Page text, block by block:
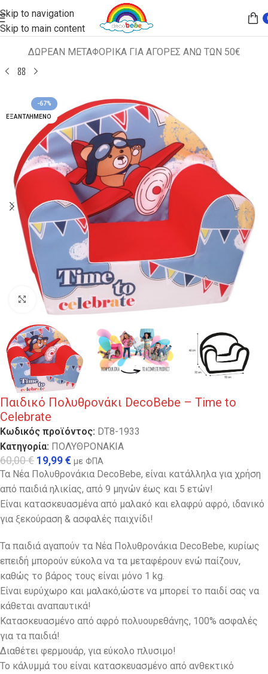
Skip to navigation
Skip to main content
ΔΩΡΕΑΝ ΜΕΤΑΦΟΡΙΚΑ ΓΙΑ ΑΓΟΡΕΣ ΑΝΩ ΤΩΝ 50€
Αρχική σελίδα ΠΑΙΔΙΚΑ ΚΑΘΙΣΜΑΤΑ ΠΟΛΥΘΡΟΝΑΚΙΑ
-67%
ΕΞΑΝΤΛΗΜΈΝΟ
Κλικ για μεγέθυνση
Παιδικό Πολυθρονάκι DecoBebe – Time to
Celebrate
Κωδικός προϊόντος: DT8-1933
Κατηγορία: ΠΟΛΥΘΡΟΝΑΚΙΑ
60,00€ 19,99€ με ΦΠΑ
Τα Νέα Πολυθρονάκια DecoBebe, είναι κατάλληλα για χρήση
από παιδιά ηλικίας, από 9 μηνών έως και 5 ετών!
Είναι κατασκευασμένα από μαλακό και ελαφρύ αφρό, ιδανικό
για ξεκούραση & ασφαλές παιχνίδι!
Τα παιδιά αγαπούν τα Νέα Πολυθρονάκια DecoBebe, κυρίως
επειδή μπορούν εύκολα να τα μεταφέρουν ενώ παίζουν,
καθώς το βάρος τους είναι μόνο 1 kg.
Eίναι ευρύχωρο και μαλακό,ώστε να μπορεί το παιδί σας να
κάθεται αναπαυτικά!
Κατασκευασμένο από αφρό πολυουρεθάνης, 100% ασφαλές
για τα παιδιά!
Διαθέτει φερμουάρ, για εύκολο πλυσιμο!
Το κάλυμμά του είναι κατασκευασμένο από ανθεκτικό